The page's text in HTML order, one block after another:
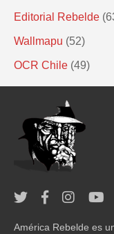
Editorial Rebelde
Wallmapu (52)
OCR Chile (49)
América Rebelde es